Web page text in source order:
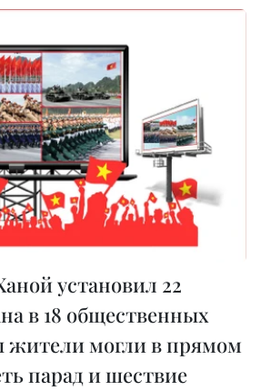
установил 22
в 18 общественных
жители могли в прямом
парад и шествие